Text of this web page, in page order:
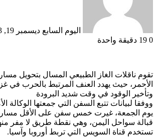
اليوم السابع ديسمبر 19, 2023
0
دقيقة واحدة
تقوم ناقلات الغاز الطبيعي المسال بتحويل
الأحمر، حيث يهدد العنف المرتبط بالحرب في
وتأخير الوقود في وقت شديد البرودة
ووفقا لبيانات تتبع السفن التي جمعتها الوكالة
يوم الجمعة، غيرت خمس سفن على الأقل
قبالة سواحل اليمن، وهي نقطة طريق لا مفر
تستخدم قناة السويس التي تربط أوروبا وآسيا.